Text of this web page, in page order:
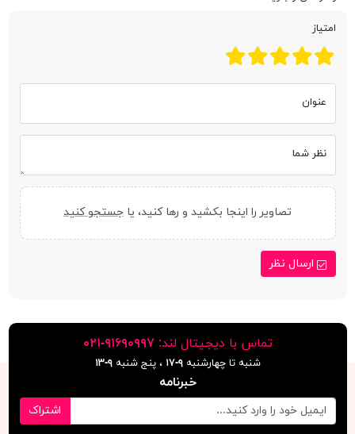
امتیاز
عنوان
نظر شما
تصاویر را اینجا بکشید و رها کنید، یا جستجو کنید
ارسال نظر
تماس با دیجیتال لند:٩١۶٩٠٩٩٧-٠٢١
شنبه تا چهارشنبه۹-۱۷ ، پنج شنبه۹-١٣
خبرنامه
اشتراک